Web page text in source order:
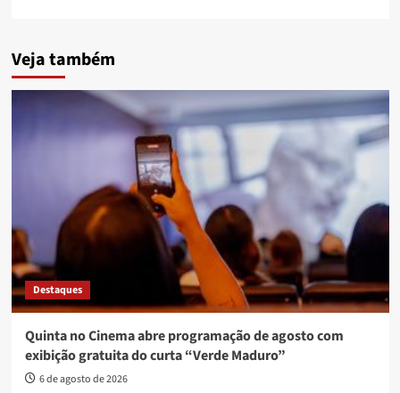
Veja também
Destaques
Quinta no Cinema abre programação de agosto com
exibição gratuita do curta “Verde Maduro”
6 de agosto de 2026